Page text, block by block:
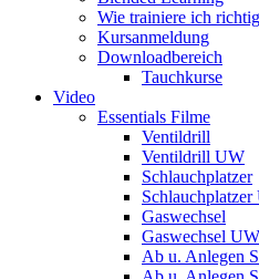
Wie trainiere ich richtig
Kursanmeldung
Downloadbereich
Tauchkurse
Video
Essentials Filme
Ventildrill
Ventildrill UW
Schlauchplatzer
Gaswechsel
Gaswechsel UW
Ab u. Anlegen